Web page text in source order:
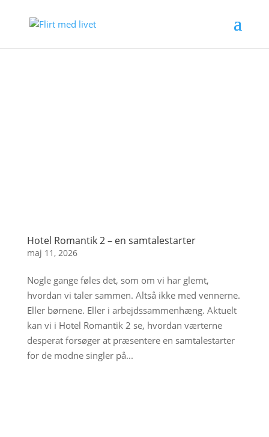
Hotel Romantik 2 – en samtalestarter
maj 11, 2026
Nogle gange føles det, som om vi har glemt,
hvordan vi taler sammen. Altså ikke med vennerne.
Eller børnene. Eller i arbejdssammenhæng. Aktuelt
kan vi i Hotel Romantik 2 se, hvordan værterne
desperat forsøger at præsentere en samtalestarter
for de modne singler på...